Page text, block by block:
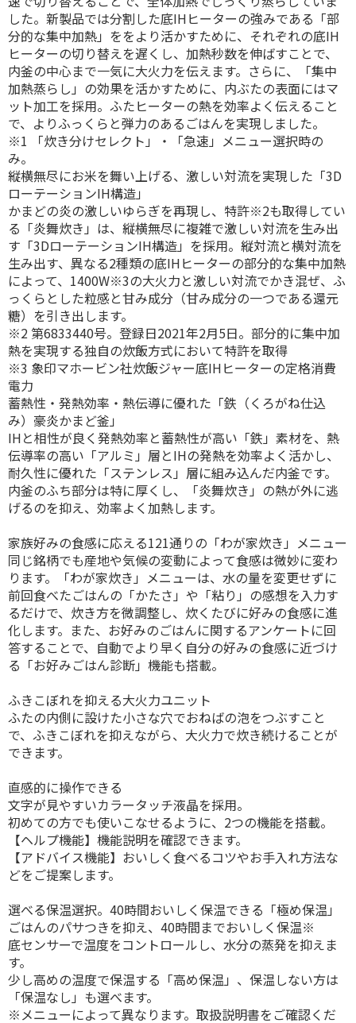
した。新製品では分割した底IHヒーターの強みである「部
分的な集中加熱」ををより活かすために、それぞれの底IH
ヒーターの切り替えを遅くし、加熱秒数を伸ばすことで、
内釜の中心まで一気に大火力を伝えます。さらに、「集中
加熱蒸らし」の効果を活かすために、内ぶたの表面にはマ
ット加工を採用。ふたヒーターの熱を効率よく伝えること
で、よりふっくらと弾力のあるごはんを実現しました。
※1 「炊き分けセレクト」・「急速」メニュー選択時の
み。
縦横無尽にお米を舞い上げる、激しい対流を実現した「3D
ローテーションIH構造」
かまどの炎の激しいゆらぎを再現し、特許※2も取得してい
る「炎舞炊き」は、縦横無尽に複雑で激しい対流を生み出
す「3DローテーションIH構造」を採用。縦対流と横対流を
生み出す、異なる2種類の底IHヒーターの部分的な集中加熱
によって、1400W※3の大火力と激しい対流でかき混ぜ、ふ
っくらとした粒感と甘み成分（甘み成分の一つである還元
糖）を引き出します。
※2 第6833440号。登録日2021年2月5日。部分的に集中加
熱を実現する独自の炊飯方式において特許を取得
※3 象印マホービン社炊飯ジャー底IHヒーターの定格消費
電力
蓄熱性・発熱効率・熱伝導に優れた「鉄（くろがね仕込
み）豪炎かまど釜」
IHと相性が良く発熱効率と蓄熱性が高い「鉄」素材を、熱
伝導率の高い「アルミ」層とIHの発熱を効率よく活かし、
耐久性に優れた「ステンレス」層に組み込んだ内釜です。
内釜のふち部分は特に厚くし、「炎舞炊き」の熱が外に逃
げるのを抑え、効率よく加熱します。
家族好みの食感に応える121通りの「わが家炊き」メニュー
同じ銘柄でも産地や気候の変動によって食感は微妙に変わ
ります。「わが家炊き」メニューは、水の量を変更せずに
前回食べたごはんの「かたさ」や「粘り」の感想を入力す
るだけで、炊き方を微調整し、炊くたびに好みの食感に進
化します。また、お好みのごはんに関するアンケートに回
答することで、自動でより早く自分の好みの食感に近づけ
る「お好みごはん診断」機能も搭載。
ふきこぼれを抑える大火力ユニット
ふたの内側に設けた小さな穴でおねばの泡をつぶすこと
で、ふきこぼれを抑えながら、大火力で炊き続けることが
できます。
直感的に操作できる
文字が見やすいカラータッチ液晶を採用。
初めての方でも使いこなせるように、2つの機能を搭載。
【ヘルプ機能】機能説明を確認できます。
【アドバイス機能】おいしく食べるコツやお手入れ方法な
どをご提案します。
選べる保温選択。40時間おいしく保温できる「極め保温」
ごはんのパサつきを抑え、40時間までおいしく保温※
底センサーで温度をコントロールし、水分の蒸発を抑えま
す。
少し高めの温度で保温する「高め保温」、保温しない方は
「保温なし」も選べます。
※メニューによって異なります。取扱説明書をご確認くだ